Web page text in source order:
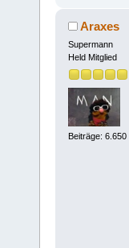
Araxes
Supermann
Held Mitglied
Beiträge: 6.650